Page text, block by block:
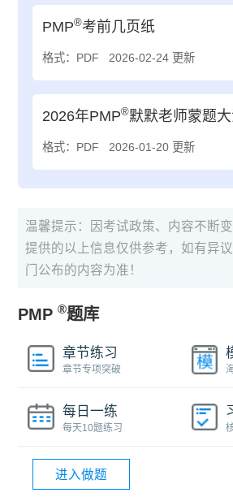
PMP®考前几页纸
格式：PDF 2026-02-24 更新
2026年PMP®默默老师蒙题
格式：PDF 2026-01-20 更新
温馨提示：因考试政策、内容不断
提供的以上信息仅供参考，如有异
门公布的内容为准！
PMP®题库
章节练习
章节专项突破
每日一练
每天10题练习
进入做题